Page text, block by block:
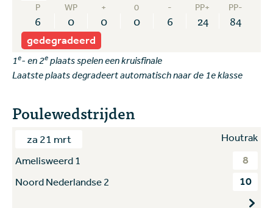
P WP + 0 - PP+ PP-
6 0 0 0 6 24 84
gedegradeerd
1e- en 2eplaats spelen een kruisfinale
Laatste plaats degradeert automatisch naar de 1e klasse
Poulewedstrijden
za 21 mrt
Houtrak
Amelisweerd 1
8
Noord Nederlandse 2 10